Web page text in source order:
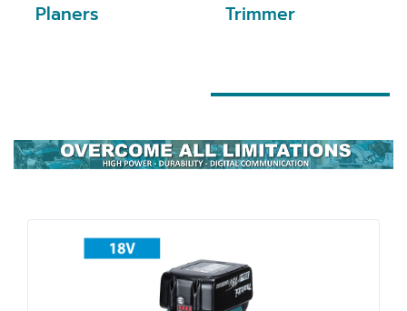
Planers Trimmer